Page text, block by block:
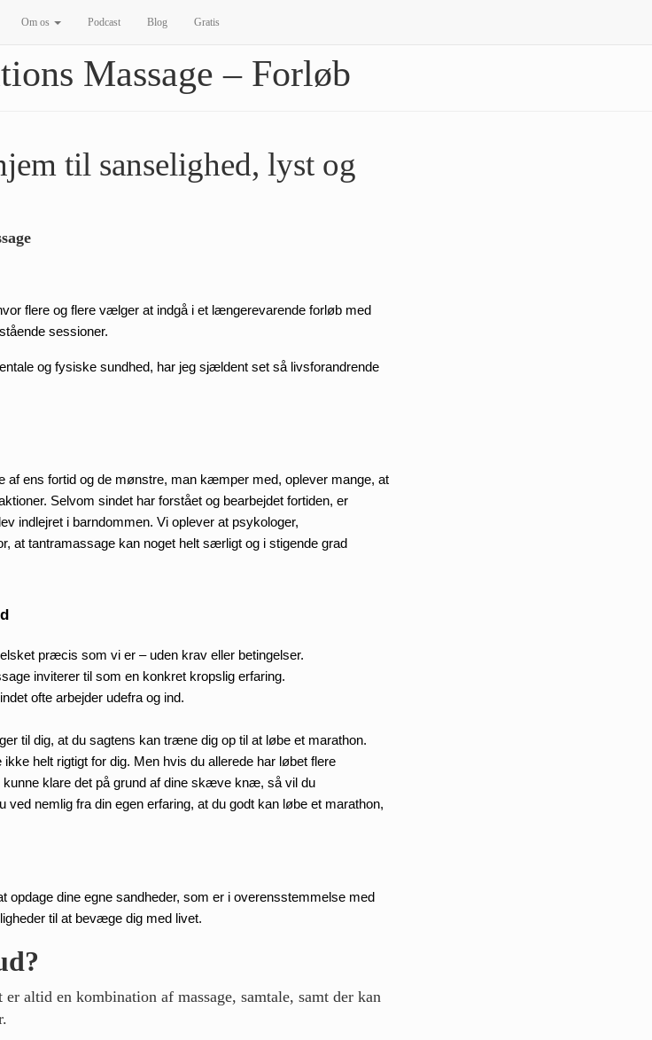
Om os Podcast Blog Gratis
Massage – Forløb
til sanselighed, lyst og
flere og flere vælger at indgå i et længerevarende forløb med
sessioner.
og fysiske sundhed, har jeg sjældent set så livsforandrende
af ens fortid og de mønstre, man kæmper med, oplever mange, at
Selvom sindet har forstået og bearbejdet fortiden, er
indlejret i barndommen. Vi oplever at psykologer,
at tantramassage kan noget helt særligt og i stigende grad
præcis som vi er – uden krav eller betingelser.
inviterer til som en konkret kropslig erfaring.
ofte arbejder udefra og ind.
til dig, at du sagtens kan træne dig op til at løbe et marathon.
helt rigtigt for dig. Men hvis du allerede har løbet flere
kunne klare det på grund af dine skæve knæ, så vil du
nemlig fra din egen erfaring, at du godt kan løbe et marathon,
dine egne sandheder, som er i overensstemmelse med
til at bevæge dig med livet.
altid en kombination af massage, samtale, samt der kan